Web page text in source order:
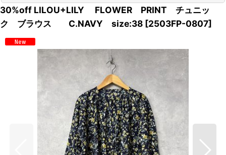
30%off LILOU+LILY FLOWER PRINT チュニッ
ク ブラウス C.NAVY size:38 [2503FP-0807]